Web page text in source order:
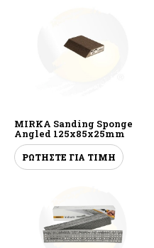
MIRKA Sanding Sponge
Angled 125x85x25mm
ΡΩΤΗΣΤΕ ΓΙΑ ΤΙΜΗ